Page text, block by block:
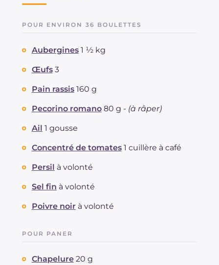
POUR ENVIRON 36 BOULETTES
Aubergines 1 ½ kg
Œufs 3
Pain rassis 160 g
Pecorino romano 80 g - (à râper)
Ail 1 gousse
Concentré de tomates 1 cuillère à café
Persil à volonté
Sel fin à volonté
Poivre noir à volonté
POUR PANER
Chapelure 20 g